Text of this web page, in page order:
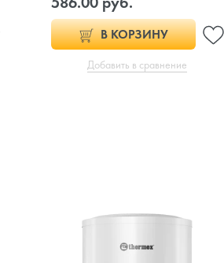
В КОРЗИНУ
Добавить в сравнение